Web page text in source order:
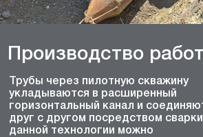
Производство работ
Трубы через пилотную скважину
укладываются в расширенный
горизонтальный канал и
друг с другом посредством
данной технологии можно